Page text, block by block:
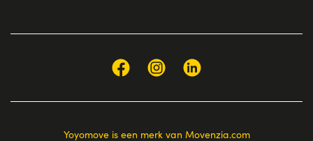
Yoyomove is een merk van Movenzia.com